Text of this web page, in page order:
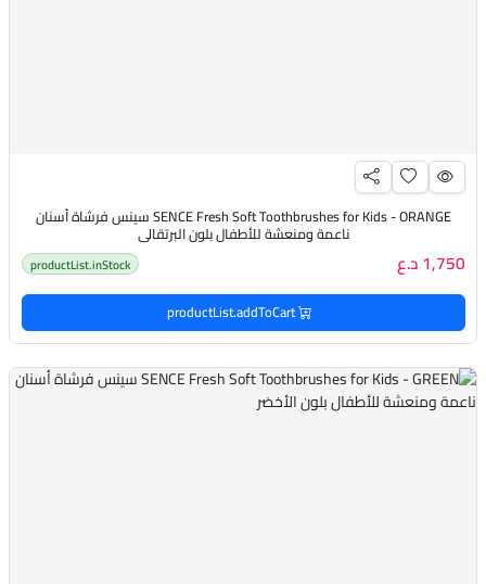
SENCE Fresh Soft Toothbrushes for Kids - ORANGE سينس فرشاة أسنان
ناعمة ومنعشة للأطفال بلون البرتقالي
1,750 د.ع productList.inStock
productList.addToCart